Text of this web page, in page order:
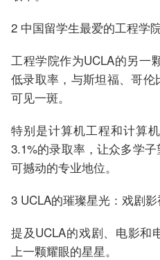
2 中国留学生最爱的工程学
工程学院作为UCLA的另一
低录取率，与斯坦福、哥
可见一斑。
特别是计算机工程和计算
3.1%的录取率，让众多学
可撼动的专业地位。
3 UCLA的璀璨星光：戏剧
提及UCLA的戏剧、电影和
上一颗耀眼的星星。